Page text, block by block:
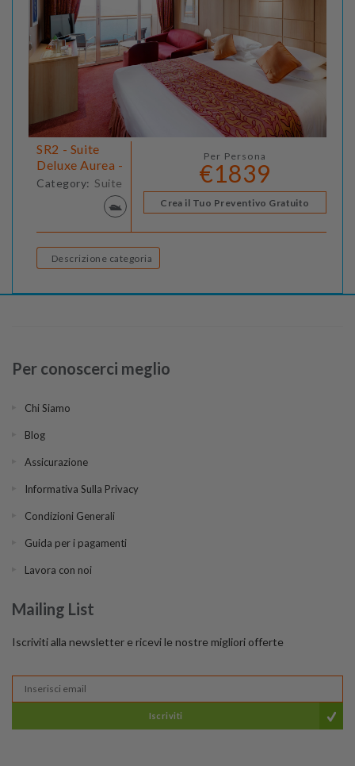
SR2 - Suite
Deluxe Aurea -
Category: Suite
Per Persona
€1839
Crea il Tuo Preventivo Gratuito
Descrizione categoria
Per conoscerci meglio
Chi Siamo
Blog
Assicurazione
Informativa Sulla Privacy
Condizioni Generali
Guida per i pagamenti
Lavora con noi
Mailing List
Iscriviti alla newsletter e ricevi le nostre migliori offerte
Iscriviti